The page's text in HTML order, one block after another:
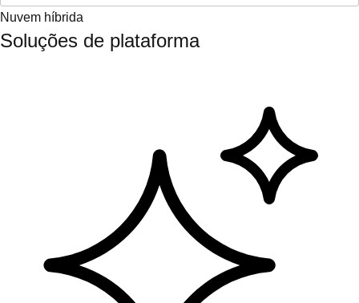
Nuvem híbrida
Soluções de plataforma